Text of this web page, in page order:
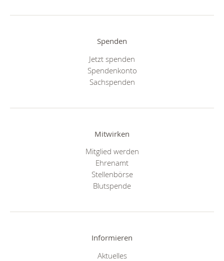
Spenden
Jetzt spenden
Spendenkonto
Sachspenden
Mitwirken
Mitglied werden
Ehrenamt
Stellenbörse
Blutspende
Informieren
Aktuelles